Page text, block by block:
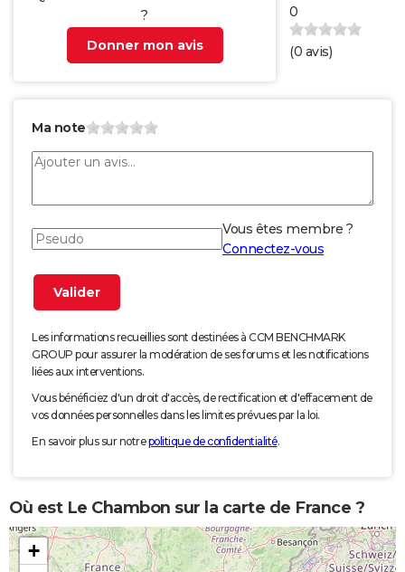
?
Donner mon avis
0
(0 avis)
Ma note
Vous êtes membre ?
Connectez-vous
Les informations recueillies sont destinées à CCM BENCHMARK
GROUP pour assurer la modération de ses forums et les notifications
liées aux interventions.
Vous bénéficiez d'un droit d'accès, de rectification et d'effacement de
vos données personnelles dans les limites prévues par la loi.
En savoir plus sur notrepolitique de confidentialité.
Où est Le Chambon sur la carte de France ?
+